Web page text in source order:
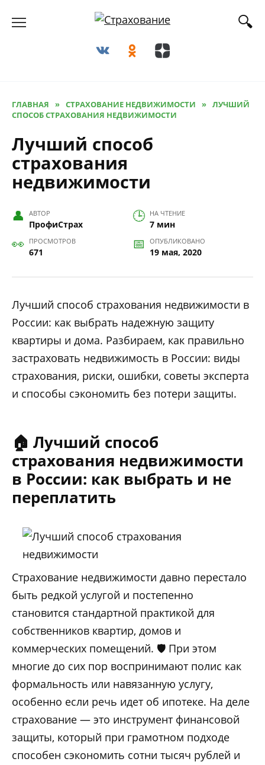
ГЛАВНАЯ » СТРАХОВАНИЕ НЕДВИЖИМОСТИ » ЛУЧШИЙ
СПОСОБ СТРАХОВАНИЯ НЕДВИЖИМОСТИ
Лучший способ
страхования
недвижимости
АВТОР
ПрофиСтрах
НА ЧТЕНИЕ
7 мин
ПРОСМОТРОВ
671
ОПУБЛИКОВАНО
19 мая, 2020
Лучший способ страхования недвижимости в
России: как выбрать надежную защиту
квартиры и дома. Разбираем, как правильно
застраховать недвижимость в России: виды
страхования, риски, ошибки, советы эксперта
и способы сэкономить без потери защиты.
🏠 Лучший способ
страхования недвижимости
в России: как выбрать и не
переплатить
Страхование недвижимости давно перестало
быть редкой услугой и постепенно
становится стандартной практикой для
собственников квартир, домов и
коммерческих помещений. 🛡️ При этом
многие до сих пор воспринимают полис как
формальность или навязанную услугу,
особенно если речь идет об ипотеке. На деле
страхование — это инструмент финансовой
защиты, который при грамотном подходе
способен сэкономить сотни тысяч рублей и